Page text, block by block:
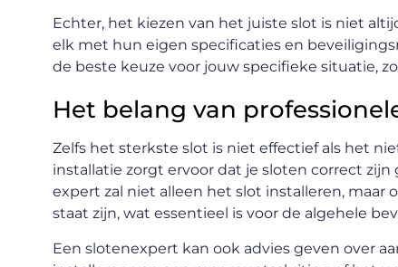
Echter, het kiezen van het juiste slot is niet
elk met hun eigen specificaties en
de beste keuze voor jouw specifieke situatie,
Het belang van
Zelfs het sterkste slot is niet effectief als het
installatie zorgt ervoor dat je sloten correct
expert zal niet alleen het slot installeren, maar
staat zijn, wat essentieel is voor de algehele
Een slotenexpert kan ook advies geven over